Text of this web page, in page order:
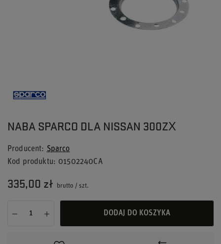
NABA SPARCO DLA NISSAN 300ZX
Producent
Sparco
Kod produktu
01502240CA
335,00 zł brutto / szt.
DODAJ DO KOSZYKA